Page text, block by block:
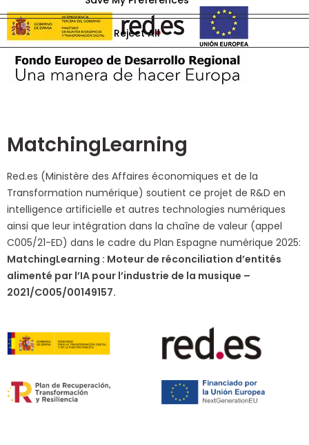
MatchingLearning
Red.es (Ministère des Affaires économiques et de la
Transformation numérique) soutient ce projet de R&D en
intelligence artificielle et autres technologies numériques
ainsi que leur intégration dans la chaîne de valeur (appel
C005/21-ED) dans le cadre du Plan Espagne numérique 2025:
MatchingLearning : Moteur de réconciliation d’entités
alimenté par l’IA pour l’industrie de la musique –
2021/C005/00149157.